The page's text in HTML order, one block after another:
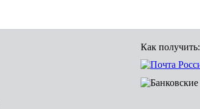
Как получить: